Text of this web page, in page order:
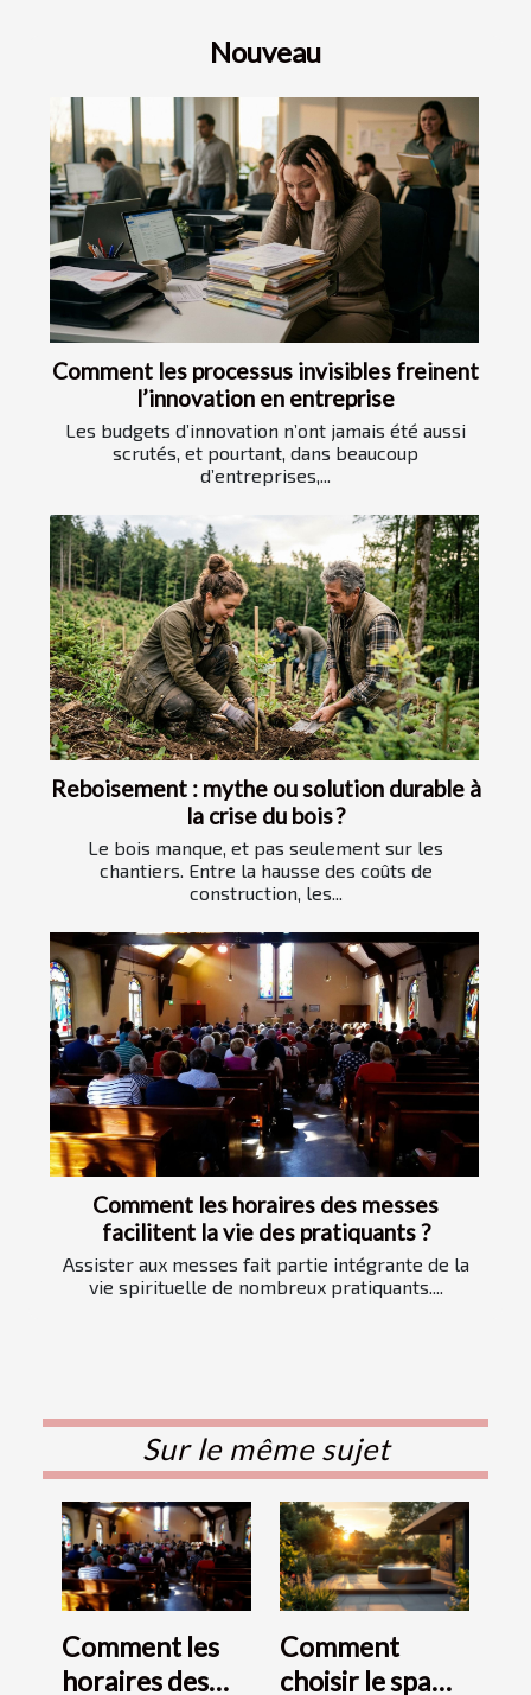
Nouveau
Comment les processus invisibles freinent
l’innovation en entreprise
Les budgets d’innovation n’ont jamais été aussi
scrutés, et pourtant, dans beaucoup
d’entreprises,...
Reboisement : mythe ou solution durable à
la crise du bois ?
Le bois manque, et pas seulement sur les
chantiers. Entre la hausse des coûts de
construction, les...
Comment les horaires des messes
facilitent la vie des pratiquants ?
Assister aux messes fait partie intégrante de la
vie spirituelle de nombreux pratiquants....
Sur le même sujet
Comment les
horaires des
Comment
choisir le spa